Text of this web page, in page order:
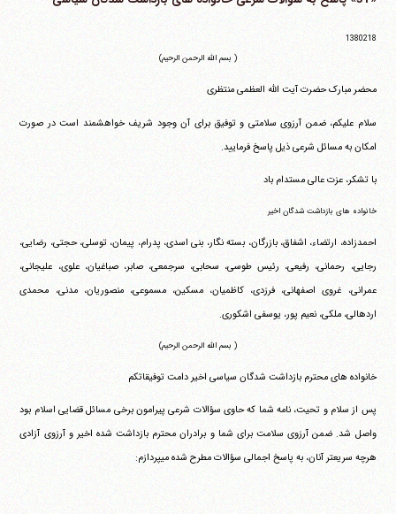
1380218
( بسم الله الرحمن الرحیم)
محضر مبارک حضرت آیت الله العظمی منتظری
سلام علیکم، ضمن آرزوی سلامتی و توفیق برای آن وجود شریف خواهشمند است در صورت
امکان به مسائل شرعی ذیل پاسخ فرمایید.
با تشکر، عزت عالی مستدام باد
خانواده های بازداشت شدگان اخیر
احمدزاده، ارتضاء، اشفاق، بازرگان، بسته نگار، بنی اسدی، پدرام، پیمان، توسلی، حجتی، رضایی،
رجایی، رحمانی، رفیعی، رئیس طوسی، سحابی، سرجمعی، صابر، صباغیان، علوی، علیجانی،
عمرانی، غروی اصفهانی، فرزدی، کاظمیان، مسکین، مسموعی، منصوریان، مدنی، محمدی
اردهالی، ملکی، نعیم پور، یوسفی اشکوری.
( بسم الله الرحمن الرحیم)
خانواده های محترم بازداشت شدگان سیاسی اخیر دامت توفیقاتکم
پس از سلام و تحیت، نامه شما که حاوی سؤالات شرعی پیرامون برخی مسائل قضایی اسلام بود
واصل شد. ضمن آرزوی سلامت برای شما و برادران محترم بازداشت شده اخیر و آرزوی آزادی
هرچه سریعتر آنان، به پاسخ اجمالی سؤالات مطرح شده می‎پردازم: